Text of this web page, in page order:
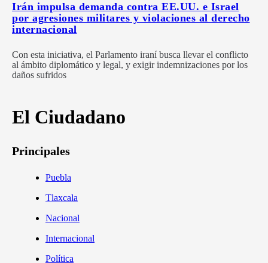
Irán impulsa demanda contra EE.UU. e Israel
por agresiones militares y violaciones al derecho
internacional
Con esta iniciativa, el Parlamento iraní busca llevar el conflicto
al ámbito diplomático y legal, y exigir indemnizaciones por los
daños sufridos
El Ciudadano
Principales
Puebla
Tlaxcala
Nacional
Internacional
Política